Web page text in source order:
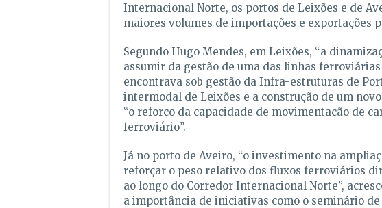
Internacional Norte, os portos de Leixões e de
maiores volumes de importações e exportações
Segundo Hugo Mendes, em Leixões, “a
assumir da gestão de uma das linhas ferroviárias
encontrava sob gestão da Infra-estruturas de
intermodal de Leixões e a construção de um
“o reforço da capacidade de movimentação de
ferroviário”.
Já no porto de Aveiro, “o investimento na
reforçar o peso relativo dos fluxos ferroviários
ao longo do Corredor Internacional Norte”,
a importância de iniciativas como o seminário